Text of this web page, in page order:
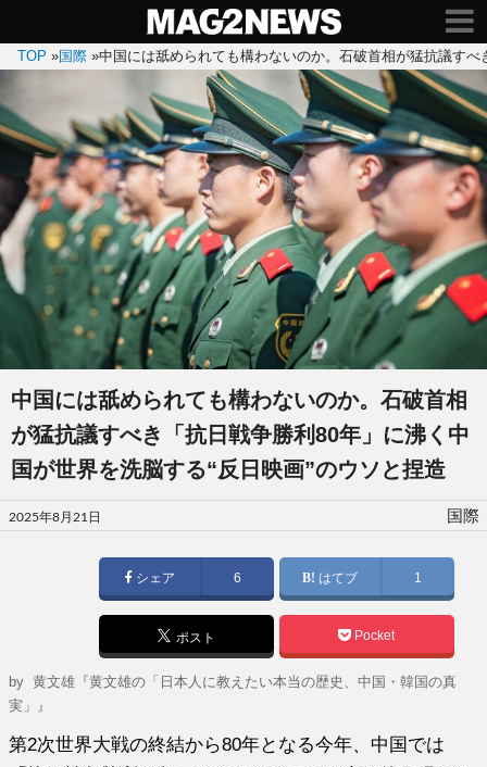
TOP »国際 »中国には舐められても構わないのか。石破首相が猛抗議す
中国には舐められても構わないのか。石破首相
が猛抗議すべき「抗日戦争勝利80年」に沸く中
国が世界を洗脳する“反日映画”のウソと捏造
投
稿
2025年8月21日 国際
シェア 6 はてブ 1
ポスト Pocket
by黄文雄『黄文雄の「日本人に教えたい本当の歴史、中国・韓国の真
実」』
第2次世界大戦の終結から80年となる今年、中国では